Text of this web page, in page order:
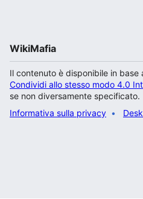
WikiMafia
Il contenuto è disponibile in base
Condividi allo stesso modo 4.0
se non diversamente specificato.
Informativa sulla privacy